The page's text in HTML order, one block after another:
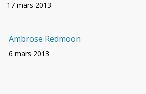
17 mars 2013
Ambrose Redmoon
6 mars 2013